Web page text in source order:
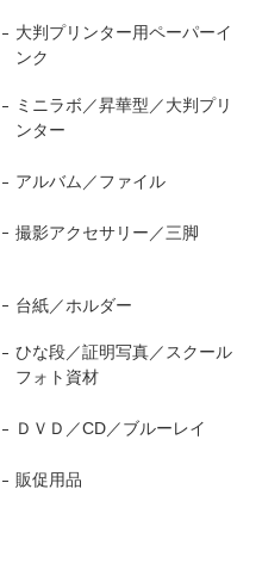
大判プリンター用ペーパーイ
ンク
ミニラボ／昇華型／大判プリ
ンター
アルバム／ファイル
撮影アクセサリー／三脚
台紙／ホルダー
ひな段／証明写真／スクール
フォト資材
ＤＶＤ／CD／ブルーレイ
販促用品